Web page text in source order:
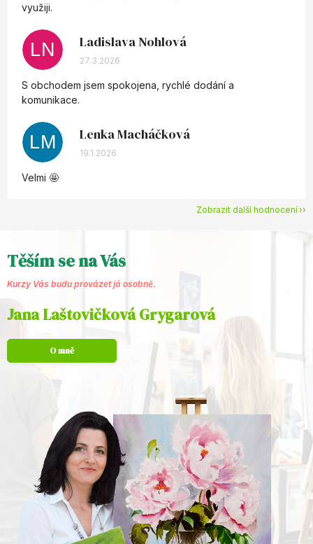
využiji.
LN Ladislava Nohlová
Hodnocení obchodu je 5 z 5 hvězdiček.
27.3.2026
S obchodem jsem spokojena, rychlé dodání a
komunikace.
LM Lenka Macháčková
Hodnocení obchodu je 5 z 5 hvězdiček.
19.1.2026
Velmi 🤩
Zobrazit další hodnocení
Těším se na Vás
Kurzy Vás budu provázet já osobně.
Jana Laštovičková Grygarová
O mně